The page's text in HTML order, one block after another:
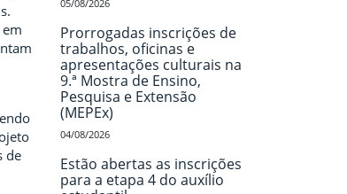
de
05/08/2026
Prorrogadas inscrições de
trabalhos, oficinas e
apresentações culturais na
9.ª Mostra de Ensino,
Pesquisa e Extensão
(MEPEx)
04/08/2026
Estão abertas as inscrições
para a etapa 4 do auxílio